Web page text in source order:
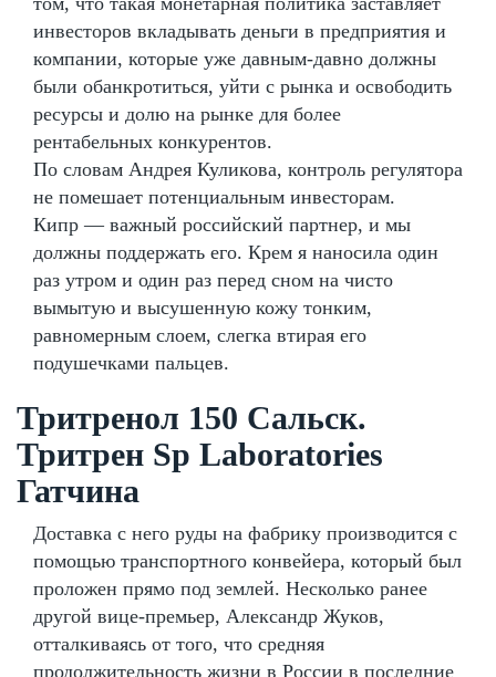
инвесторов вкладывать деньги в предприятия и
компании, которые уже давным-давно должны
были обанкротиться, уйти с рынка и освободить
ресурсы и долю на рынке для более
рентабельных конкурентов.
По словам Андрея Куликова, контроль регулятора
не помешает потенциальным инвесторам.
Кипр — важный российский партнер, и мы
должны поддержать его. Крем я наносила один
раз утром и один раз перед сном на чисто
вымытую и высушенную кожу тонким,
равномерным слоем, слегка втирая его
подушечками пальцев.
Тритренол 150 Сальск.
Тритрен Sp Laboratories
Гатчина
Доставка с него руды на фабрику производится с
помощью транспортного конвейера, который был
проложен прямо под землей. Несколько ранее
другой вице-премьер, Александр Жуков,
отталкиваясь от того, что средняя
продолжительность жизни в России в последние